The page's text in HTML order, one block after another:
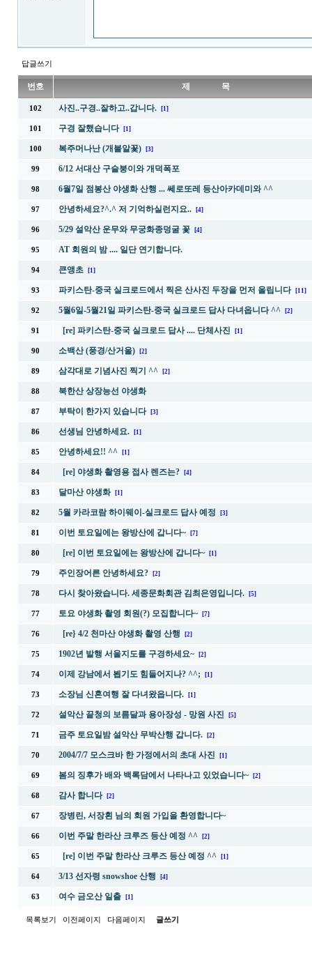
답글쓰기
번호 제 목
102 사진..구경..잘하고..갑니다. [1]
101 구경 잘했습니다 [1]
100 복주머나난 (개불알꽃) [3]
99 6/12 서대산 구슬붕이와 개덕폭포
98 6월7일 점봉산 야생화 산행 ... 쎄로또레 등산아카데미와 ^^
97 안녕하세요?^.^ 저 기억하실런지요.. [4]
96 5/29 설악산 운무와 무궁화종덩굴 꽃 [4]
95 AT 회원의 밤 .... 일단 연기합니다.
94 큰앵초 [1]
93 파키스탄-중국 실크로드에서 찍은 산사진 두장을 먼저 올립니다 [11]
92 5월6일-5월21일 파키스탄-중국 실크로드 답사 다녀옵니다 ^^ [2]
91 [re] 파키스탄-중국 실크로드 답사 .... 단체사진 [1]
90 소백산 (풍경/산거울) [2]
89 삼각대로 기념사진 찍기 ^^ [2]
88 북한산 상장능선 야생화
87 부탁이 한가지 있습니다 [3]
86 선생님 안녕하세요. [1]
85 안녕하세요!! ^^ [1]
84 [re] 야생화 촬영용 접사 렌즈는? [4]
83 달마산 야생화 [1]
82 5월 카라코람 하이웨이-실크로드 답사 예정 [3]
81 이번 토요일에는 왕방산에 갑니다~ [7]
80 [re] 이번 토요일에는 왕방산에 갑니다~ [1]
79 주인장어른 안녕하세요? [2]
78 다시 찾아왔습니다. 세종문화회관 김최은영입니다. [5]
77 토요 야생화 촬영 회원(?) 모집합니다~ [7]
76 [re} 4/2 천마산 야생화 촬영 산행 [2]
75 1902년 발행 서울지도를 구경하세요~ [2]
74 이제 강남에서 뵙기도 힘들어지나? ^^; [1]
73 소장님 신혼여행 잘 다녀왔읍니다. [1]
72 설악산 끝청의 보름달과 용아장성 - 망원 사진 [5]
71 금주 토요일밤 설악산 무박산행 갑니다. [2]
70 2004/7/7 모스크바 한 가정에서의 초대 사진 [1]
69 봄의 징후가 배와 백록담에서 나타나고 있었습니다~ [2]
68 감사 합니다 [2]
67 장병린, 서장횐 님의 회원 가입을 환영합니다~
66 이번 주말 한라산 크루즈 등산 예정 ^^ [2]
65 [re] 이번 주말 한라산 크루즈 등산 예정 ^^ [1]
64 3/13 선자령 snowshoe 산행 [4]
63 여수 금오산 일출 [1]
목록보기 이전페이지 다음페이지 글쓰기